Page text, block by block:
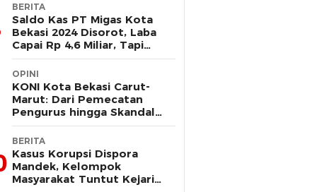
BERITA
Saldo Kas PT Migas Kota
Bekasi 2024 Disorot, Laba
Capai Rp 4,6 Miliar, Tapi
Hanya Tersisa Rp 13 Juta
OPINI
KONI Kota Bekasi Carut-
Marut: Dari Pemecatan
Pengurus hingga Skandal
Dana Hibah
BERITA
Kasus Korupsi Dispora
Mandek, Kelompok
Masyarakat Tuntut Kejari